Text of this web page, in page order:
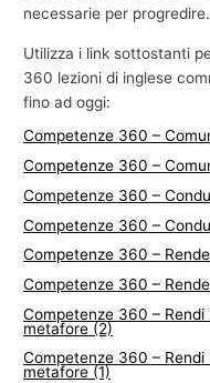
necessarie per progredire.
Utilizza i link sottostanti
360 lezioni di inglese
fino ad oggi:
Competenze 360 –
Competenze 360 –
Competenze 360 –
Competenze 360 –
Competenze 360 –
Competenze 360 –
Competenze 360 –
metafore (2)
Competenze 360 –
metafore (1)